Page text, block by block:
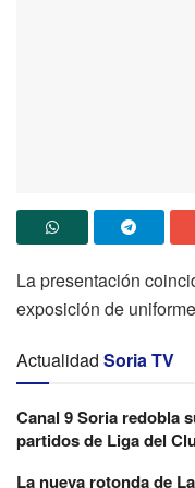
La presentación
exposición de
Actualidad Soria TV
Canal 9 Soria redobla
partidos de Liga del
La nueva rotonda de